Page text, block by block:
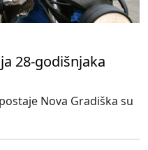
28-godišnjaka
Nova Gradiška su